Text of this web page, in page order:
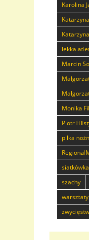
Karolina
lekka
Marcin
Monika
Piotr
piłka
siatkówka
szachy
warsztaty